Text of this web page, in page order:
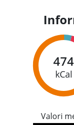
474
kCal
Valori